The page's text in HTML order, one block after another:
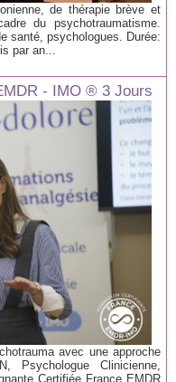
de thérapie brève et
du psychotraumatisme.
santé, psychologues. Durée:
par an...
- IMO ® 3 Jours
avec une approche
Psychologue Clinicienne,
Certifiée France EMDR